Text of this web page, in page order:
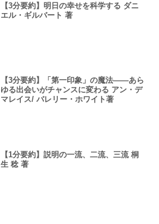
【3分要約】明日の幸せを科学する ダニ
エル・ギルバート 著
【3分要約】「第一印象」の魔法――あら
ゆる出会いがチャンスに変わる アン・デ
マレイス/ バレリー・ホワイト著
【1分要約】説明の一流、二流、三流 桐
生 稔 著